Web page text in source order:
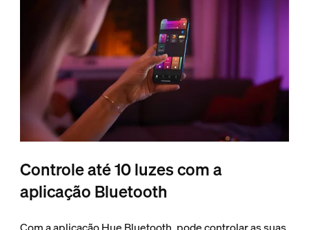
Controle até 10 luzes com a
aplicação Bluetooth